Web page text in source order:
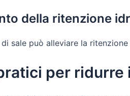
della ritenzione
sale può alleviare la
per ridurre